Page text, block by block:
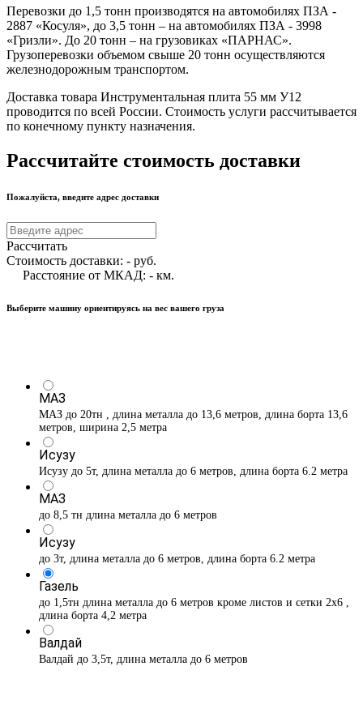
Перевозки до 1,5 тонн производятся на автомобилях ПЗА -
2887 «Косуля», до 3,5 тонн – на автомобилях ПЗА - 3998
«Гризли». До 20 тонн – на грузовиках «ПАРНАС».
Грузоперевозки объемом свыше 20 тонн осуществляются
железнодорожным транспортом.
Доставка товара Инструментальная плита 55 мм У12
проводится по всей России. Стоимость услуги рассчитывается
по конечному пункту назначения.
Рассчитайте стоимость доставки
Пожалуйста, введите адрес доставки
Рассчитать
Стоимость доставки: - руб.
Расстояние от МКАД: - км.
Выберите машину ориентируясь на вес вашего груза
МАЗ
МАЗ до 20тн , длина металла до 13,6 метров, длина борта 13,6
метров, ширина 2,5 метра
Исузу
Исузу до 5т, длина металла до 6 метров, длина борта 6.2 метра
МАЗ
до 8,5 тн длина металла до 6 метров
Исузу
до 3т, длина металла до 6 метров, длина борта 6.2 метра
Газель
до 1,5тн длина металла до 6 метров кроме листов и сетки 2х6 ,
длина борта 4,2 метра
Валдай
Валдай до 3,5т, длина металла до 6 метров